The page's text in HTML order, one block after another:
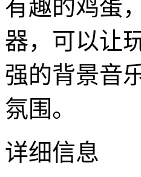
有趣的鸡蛋
器，可以让
强的背景音
氛围。
详细信息